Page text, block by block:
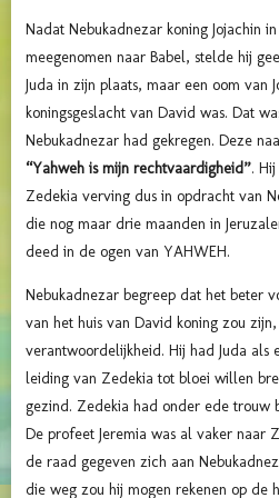
Nadat Nebukadnezar koning Jojachin
meegenomen naar Babel, stelde hij
Juda in zijn plaats, maar een oom van
koningsgeslacht van David was. Dat
Nebukadnezar had gekregen. Deze
“Yahweh is mijn rechtvaardigheid”.
Zedekia verving dus in opdracht van
die nog maar drie maanden in
deed in de ogen van YAHWEH.
Nebukadnezar begreep dat het beter
van het huis van David koning zou
verantwoordelijkheid. Hij had Juda als
leiding van Zedekia tot bloei willen
gezind. Zedekia had onder ede trouw
De profeet Jeremia was al vaker naar
de raad gegeven zich aan
die weg zou hij mogen rekenen op de